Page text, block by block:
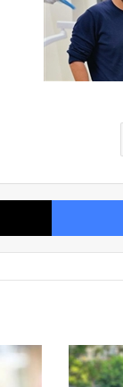
فيسبوك